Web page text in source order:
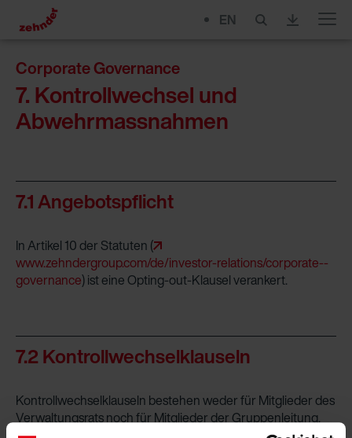
EN Menu
Corporate Governance
7. Kontrollwechsel und
Abwehrmassnahmen
7.1 Angebotspflicht
In Artikel 10 der Statuten (
www.zehndergroup.com/de/investor-relations/corporate-­
governance) ist eine Opting-out-Klausel verankert.
7.2 Kontrollwechselklauseln
Kontrollwechselklauseln bestehen weder für Mitglieder des
Verwaltungsrats noch für Mitglieder der Gruppenleitung.